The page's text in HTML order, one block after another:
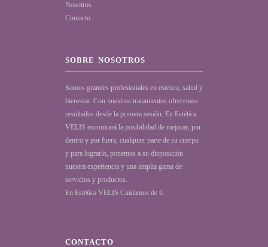
Nosotros
Contacto
SOBRE NOSOTROS
Somos grandes profesionales en estética, salud y
bienestar. Con nuestros tratamientos ofrecemos
resultados desde la primera sesión. En Estética
VELIS encontrará la posibilidad de mejorar, por
dentro y por fuera, cualquier parte de su cuerpo
y para lograrlo, ponemos a su disposición
nuestra experiencia y una amplia gama de
servicios y productos.
En Estética VELIS Cuidamos de ti.
CONTACTO